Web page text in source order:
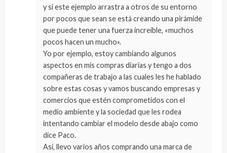
y si este ejemplo arrastra a otros de su entorno
por pocos que sean se está creando una pirámide
que puede tener una fuerza increíble, «muchos
pocos hacen un mucho».
Yo por ejemplo, estoy cambiando algunos
aspectos en mis compras diarias y tengo a dos
compañeras de trabajo a las cuales les he hablado
sobre estas cosas y vamos buscando empresas y
comercios que estén comprometidos con el
medio ambiente y la sociedad que les rodea
intentando cambiar el modelo desde abajo como
dice Paco.
Así, llevo varios años comprando una marca de